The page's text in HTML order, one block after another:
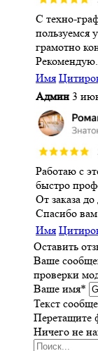
С техно-
пользуемся
грамотно
Рекомендую.
Имя
Админ 3
Работаю с
быстро
От заказа
Спасибо
Имя
Оставить
Ваше
проверки
Ваше имя*
Текст
Перетащите
Ничего не